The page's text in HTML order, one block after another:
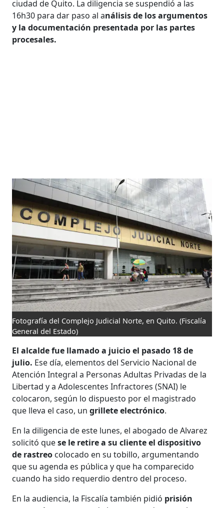
ciudad de Quito. La diligencia se suspendió a las
16h30 para dar paso al análisis de los argumentos
y la documentación presentada por las partes
procesales.
Fotografía del Complejo Judicial Norte, en Quito. (Fiscalía
General del Estado)
El alcalde fue llamado a juicio el pasado 18 de
julio. Ese día, elementos del Servicio Nacional de
Atención Integral a Personas Adultas Privadas de la
Libertad y a Adolescentes Infractores (SNAI) le
colocaron, según lo dispuesto por el magistrado
que lleva el caso, ungrillete electrónico.
En la diligencia de este lunes, el abogado de Alvarez
solicitó quese le retire a su cliente el dispositivo
de rastreo colocado en su tobillo, argumentando
que su agenda es pública y que ha comparecido
cuando ha sido requerdio dentro del proceso.
En la audiencia, la Fiscalía también pidió prisión